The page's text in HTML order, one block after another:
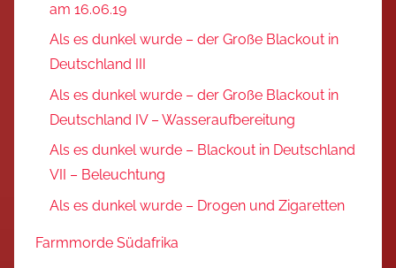
am 16.06.19
Als es dunkel wurde – der Große Blackout in
Deutschland III
Als es dunkel wurde – der Große Blackout in
Deutschland IV – Wasseraufbereitung
Als es dunkel wurde – Blackout in Deutschland
VII – Beleuchtung
Als es dunkel wurde – Drogen und Zigaretten
Farmmorde Südafrika